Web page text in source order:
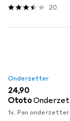
20
Onderzetter
EUR
24,90
Ototo
1x, Pan onderzetter